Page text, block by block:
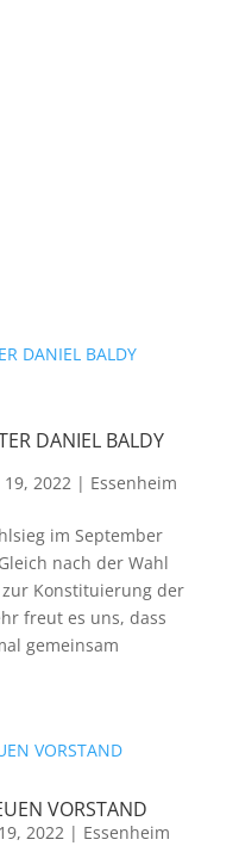
DANIEL BALDY
2022| Essenheim
im September
nach der Wahl
Konstituierung der
freut es uns, dass
gemeinsam
VORSTAND
2022| Essenheim